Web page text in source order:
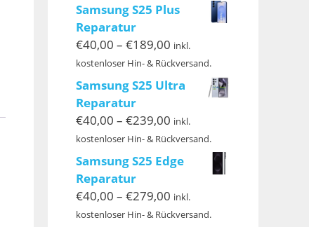
€169,00
Samsung S25 Plus
Reparatur
€40,00 – €189,00 Preisspanne:
€40,00
bis
€189,00
inkl.
kostenloser Hin- & Rückversand.
Samsung S25 Ultra
Reparatur
€40,00 – €239,00 Preisspanne:
€40,00
€239,00
inkl.
kostenloser Hin- & Rückversand.
Samsung S25 Edge
Reparatur
€40,00 – €279,00 Preisspanne:
€40,00
inkl.
kostenloser Hin- & Rückversand.